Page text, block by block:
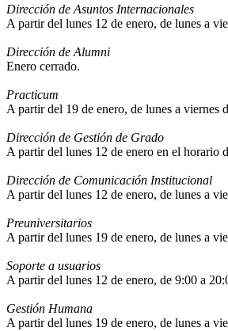
Dirección de Asuntos Internacionales
A partir del lunes 12 de enero, de lunes a
Dirección de Alumni
Enero cerrado.
Practicum
A partir del 19 de enero, de lunes a viernes
Dirección de Gestión de Grado
A partir del lunes 12 de enero en el horario
Dirección de Comunicación Institucional
A partir del lunes 12 de enero, de lunes a
Preuniversitarios
A partir del lunes 19 de enero, de lunes a
Soporte a usuarios
A partir del lunes 12 de enero, de 9:00 a
Gestión Humana
A partir del lunes 19 de enero, de lunes a